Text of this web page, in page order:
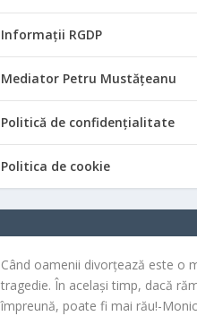
Informații RGDP
Mediator Petru Mustățeanu
Politică de confidențialitate
Politica de cookie
Când oamenii divorțează este o
tragedie. În același timp, dacă
împreună, poate fi mai rău!-